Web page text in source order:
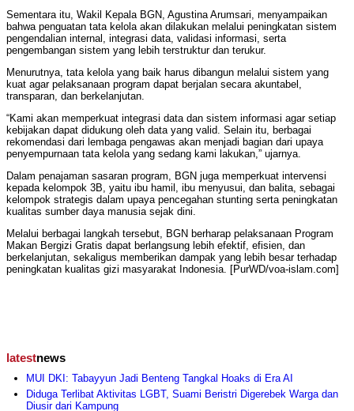
Sementara itu, Wakil Kepala BGN, Agustina Arumsari, menyampaikan
bahwa penguatan tata kelola akan dilakukan melalui peningkatan sistem
pengendalian internal, integrasi data, validasi informasi, serta
pengembangan sistem yang lebih terstruktur dan terukur.
Menurutnya, tata kelola yang baik harus dibangun melalui sistem yang
kuat agar pelaksanaan program dapat berjalan secara akuntabel,
transparan, dan berkelanjutan.
“Kami akan memperkuat integrasi data dan sistem informasi agar setiap
kebijakan dapat didukung oleh data yang valid. Selain itu, berbagai
rekomendasi dari lembaga pengawas akan menjadi bagian dari upaya
penyempurnaan tata kelola yang sedang kami lakukan,” ujarnya.
Dalam penajaman sasaran program, BGN juga memperkuat intervensi
kepada kelompok 3B, yaitu ibu hamil, ibu menyusui, dan balita, sebagai
kelompok strategis dalam upaya pencegahan stunting serta peningkatan
kualitas sumber daya manusia sejak dini.
Melalui berbagai langkah tersebut, BGN berharap pelaksanaan Program
Makan Bergizi Gratis dapat berlangsung lebih efektif, efisien, dan
berkelanjutan, sekaligus memberikan dampak yang lebih besar terhadap
peningkatan kualitas gizi masyarakat Indonesia. [PurWD/voa-islam.com]
latestnews
MUI DKI: Tabayyun Jadi Benteng Tangkal Hoaks di Era AI
Diduga Terlibat Aktivitas LGBT, Suami Beristri Digerebek Warga dan
Diusir dari Kampung